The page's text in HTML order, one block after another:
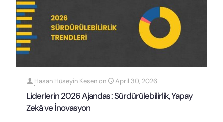
Hasan Hüseyin Kesenon April 30, 2026
Liderlerin 2026 Ajandası: Sürdürülebilirlik, Yapay
Zekâ ve İnovasyon